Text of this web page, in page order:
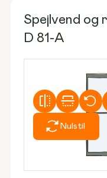
Spejlvend og
D 81-A
Nulstil